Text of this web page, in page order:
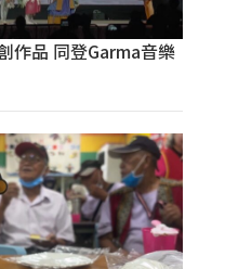
作品 同登Garma音樂